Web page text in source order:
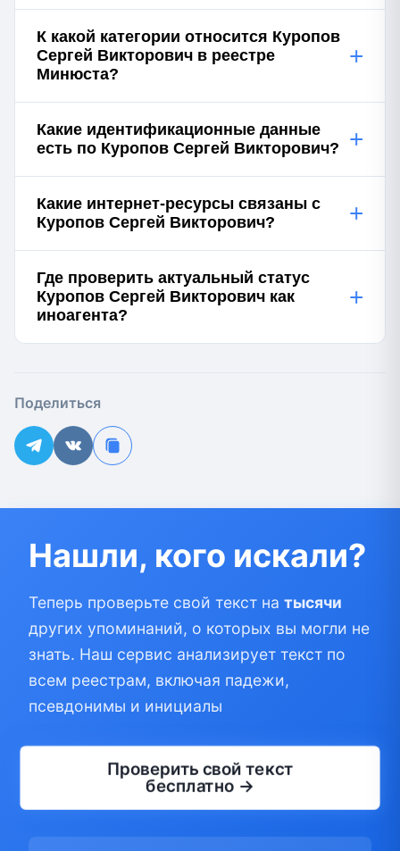
К какой категории относится Куропов
Сергей Викторович в реестре
Минюста?
+
Какие идентификационные данные
есть по Куропов Сергей Викторович?
+
Какие интернет-ресурсы связаны с
Куропов Сергей Викторович?
+
Где проверить актуальный статус
Куропов Сергей Викторович как
иноагента?
+
Поделиться
Нашли, кого искали?
Теперь проверьте свой текст на тысячи
других упоминаний, о которых вы могли не
знать. Наш сервис анализирует текст по
всем реестрам, включая падежи,
псевдонимы и инициалы
Проверить свой текст
бесплатно →